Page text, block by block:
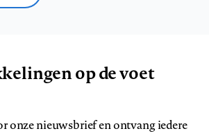
op de voet
onze nieuwsbrief en ontvang iedere